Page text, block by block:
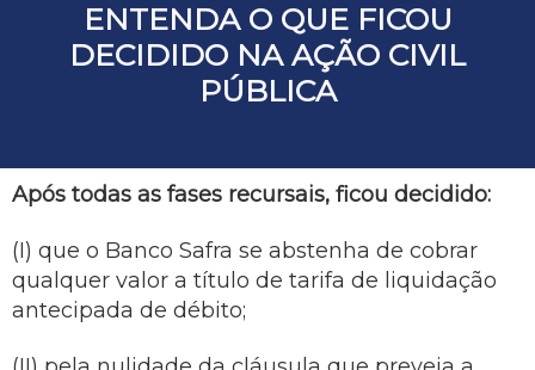
ENTENDA O QUE FICOU
DECIDIDO NA AÇÃO CIVIL
PÚBLICA
Após todas as fases recursais, ficou decidido:
(I) que o Banco Safra se abstenha de cobrar
qualquer valor a título de tarifa de liquidação
antecipada de débito;